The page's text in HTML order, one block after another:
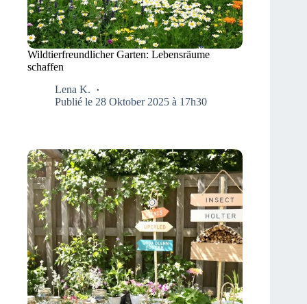
Wildtierfreundlicher Garten: Lebensräume
schaffen
Lena K.
Publié le 28 Oktober 2025 à 17h30